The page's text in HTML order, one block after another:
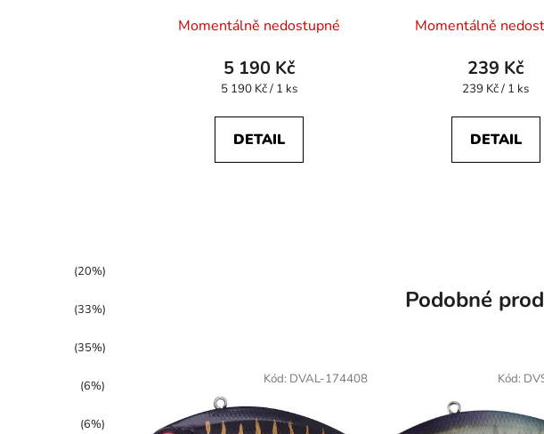
(20%)
(33%)
(35%)
(6%)
(6%)
Momentálně nedostupné
5 190 Kč
Měrná
5 190 Kč / 1 ks
DETAIL
Momentálně
239 Kč
Měrná
239 Kč / 1 ks
DETAIL
Podobné
Kód: DVAL-174408 Kód: